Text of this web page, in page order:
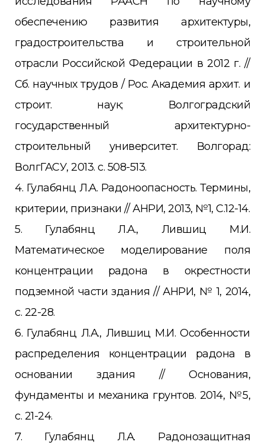
обеспечению развития архитектуры,
градостроительства и строительной
отрасли Российской Федерации в 2012 г. //
Сб. научных трудов / Рос. Академия архит. и
строит. наук; Волгоградский
государственный архитектурно-
строительный университет. Волгорад:
ВолгГАСУ, 2013. c. 508-513.
4. Гулабянц Л.А. Радоноопасность. Термины,
критерии, признаки // АНРИ, 2013, №1, С.12-14.
5. Гулабянц Л.А., Лившиц М.И.
Математическое моделирование поля
концентрации радона в окрестности
подземной части здания // АНРИ, № 1, 2014,
с. 22-28.
6. Гулабянц Л.А., Лившиц М.И. Особенности
распределения концентрации радона в
основании здания // Основания,
фундаменты и механика грунтов. 2014, №5,
с. 21-24.
7. Гулабянц Л.А. Радонозащитная